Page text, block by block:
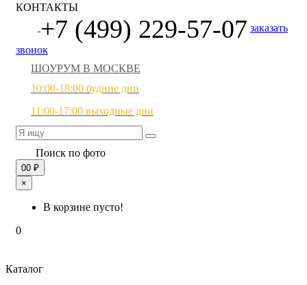
КОНТАКТЫ
+7 (499) 229-57-07 заказать
звонок
ШОУРУМ В МОСКВЕ
10:00-18:00 будние дни
11:00-17:00 выходные дни
Поиск по фото
00 ₽
×
В корзине пусто!
0
Каталог